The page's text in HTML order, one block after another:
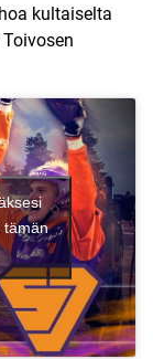
kultaiselta
tämän